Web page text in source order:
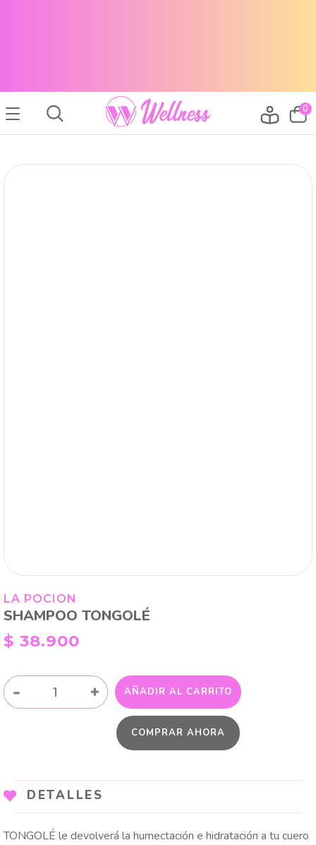
0
LA POCION
SHAMPOO TONGOLÉ
$ 38.900
-
TONGOLÉ
+ AÑADIR AL CARRITO
COMPRAR AHORA
DETALLES
TONGOLÉ le devolverá la humectación e hidratación a tu cuero